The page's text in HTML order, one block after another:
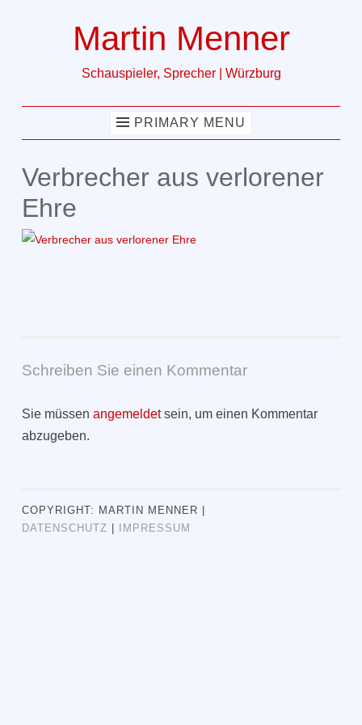
Martin Menner
Schauspieler, Sprecher | Würzburg
PRIMARY MENU
Verbrecher aus verlorener
Ehre
Schreiben Sie einen Kommentar
Sie müssen angemeldetsein, um einen Kommentar
abzugeben.
COPYRIGHT: MARTIN MENNER |
DATENSCHUTZ
IMPRESSUM